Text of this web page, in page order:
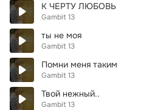
К ЧЕРТУ ЛЮБОВЬ
Gambit 13
ты не моя
Gambit 13
Помни меня таким
Gambit 13
Твой нежный..
Gambit 13